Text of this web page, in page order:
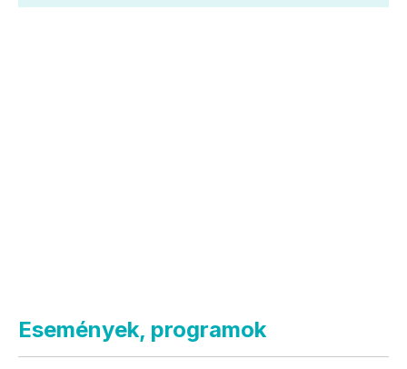
Események, programok